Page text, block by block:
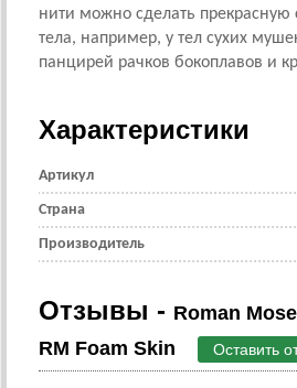
нити можно сделать прекрасную
тела, например, у тел сухих
панцирей рачков бокоплавов и
Характеристики
Артикул
Страна
Производитель
Отзывы - Roman
RM Foam Skin
Оставить